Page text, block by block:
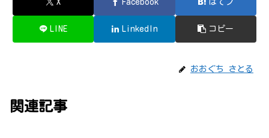
LINE LinkedIn コピー
おおぐち さとる
関連記事